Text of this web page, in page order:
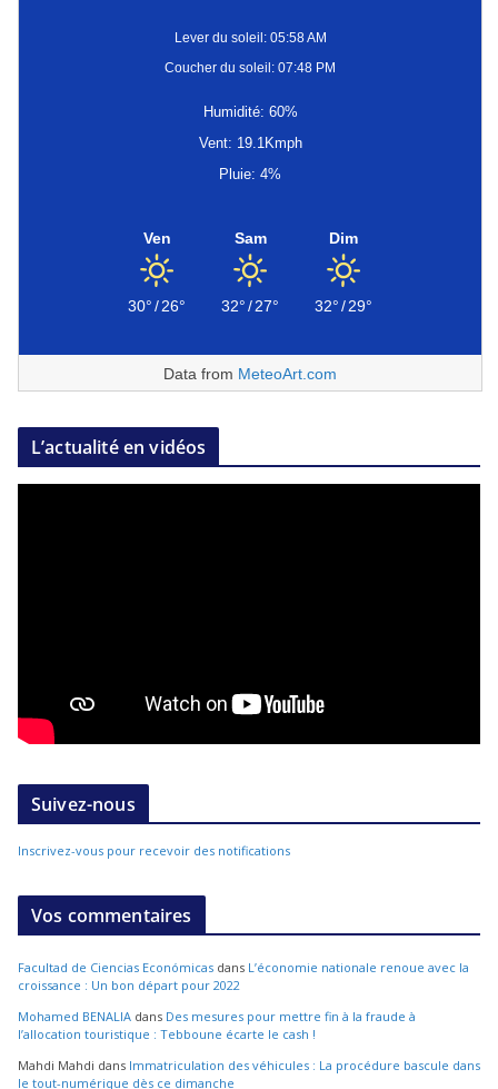
Lever du soleil: 05:58 AM
Coucher du soleil: 07:48 PM
Humidité: 60%
Vent: 19.1Kmph
Pluie: 4%
Ven
30°/26°
Sam
32°/27°
Dim
32°/29°
Data from MeteoArt.com
L’actualité en vidéos
Suivez-nous
Inscrivez-vous pour recevoir des notifications
Vos commentaires
Facultad de Ciencias Económicas dans L’économie nationale renoue avec la
croissance : Un bon départ pour 2022
Mohamed BENALIA dans Des mesures pour mettre fin à la fraude à
l’allocation touristique : Tebboune écarte le cash !
Mahdi Mahdi dans Immatriculation des véhicules : La procédure bascule dans
le tout-numérique dès ce dimanche